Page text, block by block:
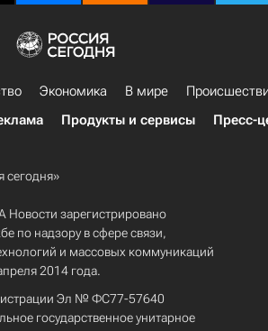
Экономика В мире
Продукты и сервисы Пресс-
Новости зарегистрировано
по надзору в сфере связи,
и массовых коммуникаций
2014 года.
Эл № ФС77-57640
государственное унитарное